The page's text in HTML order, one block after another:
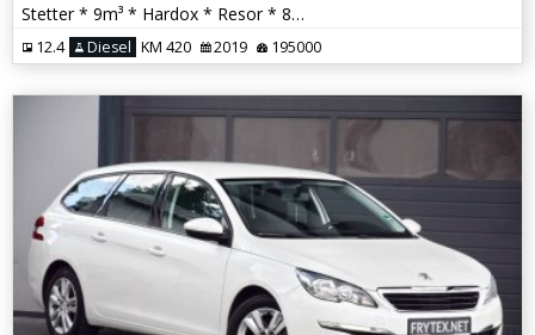
Stetter * 9m³ * Hardox * Resor * 8x4 * Automat * Nowe Opony * Kamera *
12.4 Diesel KM 420 2019 195000